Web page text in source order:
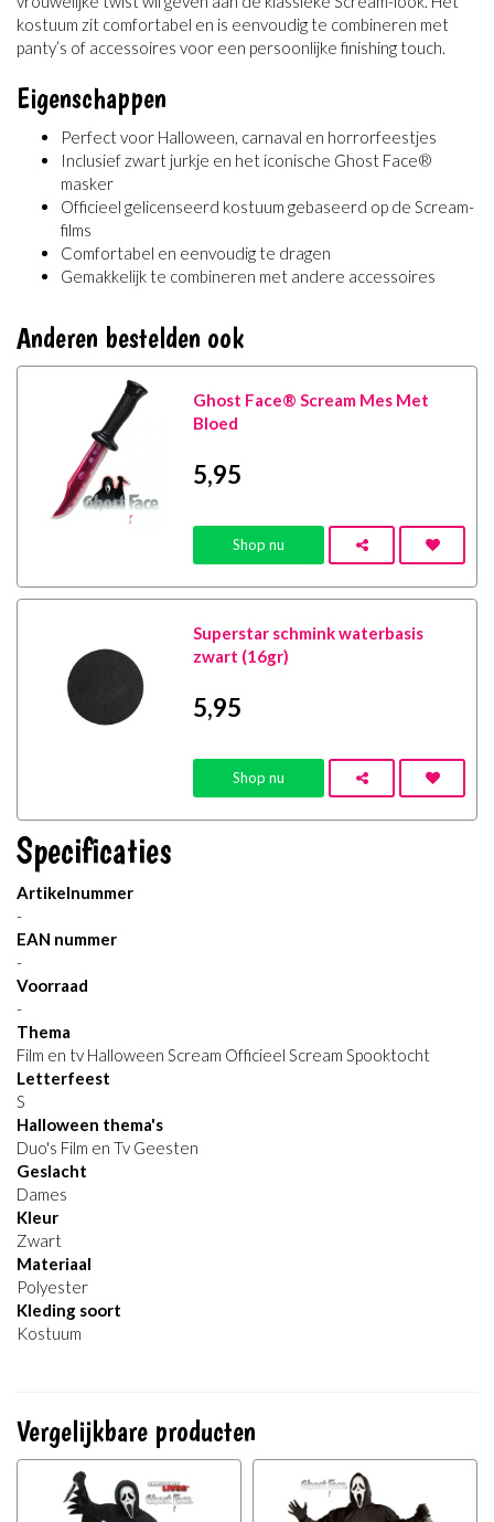
kostuum zit comfortabel en is eenvoudig te combineren met
panty’s of accessoires voor een persoonlijke finishing touch.
Eigenschappen
Perfect voor Halloween, carnaval en horrorfeestjes
Inclusief zwart jurkje en het iconische Ghost Face®
masker
Officieel gelicenseerd kostuum gebaseerd op de Scream-
films
Comfortabel en eenvoudig te dragen
Gemakkelijk te combineren met andere accessoires
Anderen bestelden ook
Ghost Face® Scream Mes Met
Bloed
5,95
Shop nu
Superstar schmink waterbasis
zwart (16gr)
5,95
Shop nu
Specificaties
Artikelnummer
-
EAN nummer
-
Voorraad
-
Thema
Film en tv Halloween Scream Officieel Scream Spooktocht
Letterfeest
S
Halloween thema's
Duo's Film en Tv Geesten
Geslacht
Dames
Kleur
Zwart
Materiaal
Polyester
Kleding soort
Kostuum
Vergelijkbare producten